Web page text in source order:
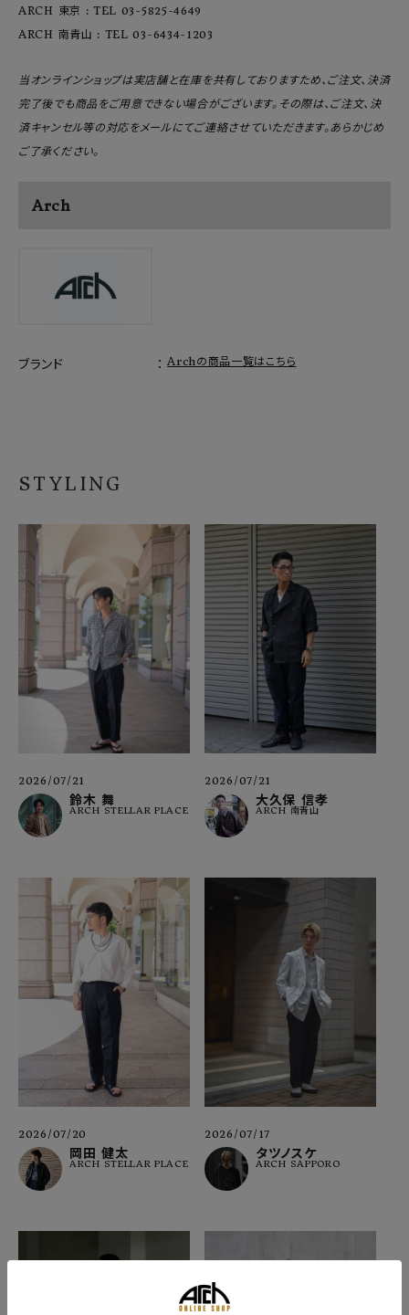
ARCH 東京 : TEL 03-5825-4649
ARCH 南青山 : TEL 03-6434-1203
当オンラインショップは実店舗と在庫を共有しておりますため、ご注文、決済
完了後でも商品をご用意できない場合がございます。その際は、ご注文、決
済キャンセル等の対応をメールにてご連絡させていただきます。あらかじめ
ご了承ください。
Arch
ブランド Archの商品一覧はこちら
STYLING
2026/07/21
鈴木 舞
ARCH STELLAR PLACE
2026/07/21
大久保 信孝
ARCH 南青山
2026/07/20
岡田 健太
ARCH STELLAR PLACE
2026/07/17
タツノスケ
ARCH SAPPORO